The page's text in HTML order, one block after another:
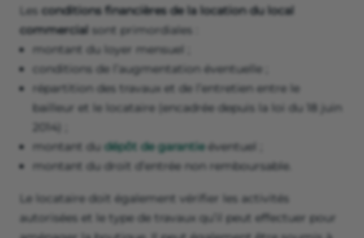
La réglementation propre au local
commercial
Le locataire doit s’assurer que la réglementation liée au
local commercialenvisagé ne freinera pas ses projets
commerciaux futurs.
Si vous optez pour un atelier, vérifiez que vous pouvez
recevoir votre clientèle notamment. Même chose avant
de succomber à un showroom ou une boutique
Les conditions du bail commercial
Les
conditions financières de la location du local